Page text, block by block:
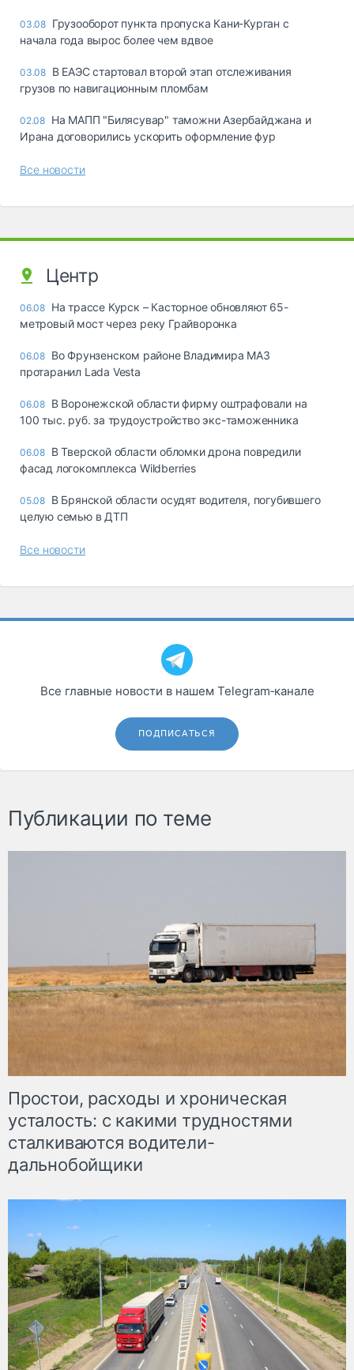
03.08 Грузооборот пункта пропуска Кани-Курган с
начала года вырос более чем вдвое
03.08 В ЕАЭС стартовал второй этап отслеживания
грузов по навигационным пломбам
02.08 На МАПП "Билясувар" таможни Азербайджана и
Ирана договорились ускорить оформление фур
Все новости
Центр
06.08 На трассе Курск – Касторное обновляют 65-
метровый мост через реку Грайворонка
06.08 Во Фрунзенском районе Владимира МАЗ
протаранил Lada Vesta
06.08 В Воронежской области фирму оштрафовали на
100 тыс. руб. за трудоустройство экс-таможенника
06.08 В Тверской области обломки дрона повредили
фасад логокомплекса Wildberries
05.08 В Брянской области осудят водителя, погубившего
целую семью в ДТП
Все новости
Все главные новости в нашем Telegram‑канале
ПОДПИСАТЬСЯ
Публикации по теме
Простои, расходы и хроническая
усталость: с какими трудностями
сталкиваются водители-
дальнобойщики